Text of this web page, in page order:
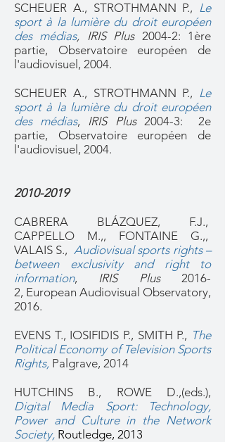
SCHEUER A., STROTHMANN P., Le
sport à la lumière du droit européen
des médias, IRIS Plus2004-2: 1ère
partie, Observatoire européen de
l'audiovisuel, 2004.
SCHEUER A., STROTHMANN P., Le
sport à la lumière du droit européen
des médias, IRIS Plus2004-3:2e
partie, Observatoire européen de
l'audiovisuel, 2004.
2010-2019
CABRERA BLÁZQUEZ, F.J.,
CAPPELLO M.,, FONTAINE G.,,
VALAIS S., Audiovisual sports rights –
between exclusivity and right to
information, IRIS Plus2016-
2, European Audiovisual Observatory,
2016.
EVENS T., IOSIFIDIS P., SMITH P., The
Political Economy of Television Sports
Rights, Palgrave, 2014
HUTCHINS B., ROWE D.,(eds.),
Digital Media Sport: Technology,
Power and Culture in the Network
Society, Routledge, 2013